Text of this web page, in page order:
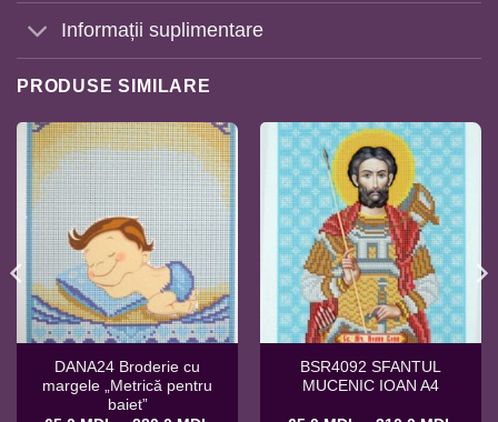
Informații suplimentare
PRODUSE SIMILARE
DANA24 Broderie cu
margele „Metrică pentru
baiet”
BSR4092 SFANTUL
MUCENIC IOAN A4